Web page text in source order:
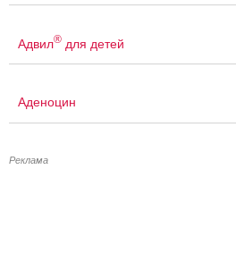
Адвил® для детей
Аденоцин
Реклама